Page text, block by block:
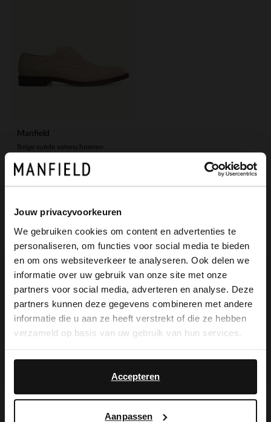
Jouw privacyvoorkeuren
We gebruiken cookies om content en advertenties te
personaliseren, om functies voor social media te bieden
en om ons websiteverkeer te analyseren. Ook delen we
informatie over uw gebruik van onze site met onze
partners voor social media, adverteren en analyse. Deze
partners kunnen deze gegevens combineren met andere
informatie die u aan ze heeft verstrekt of die ze hebben
verzameld op basis van uw gebruik van hun services.
Accepteren
Aanpassen
Manfield
Beige suède veterschoenen
129.99
De My Manfield
voordelen wachten
op je.
MELD JE AAN VOOR MY MANFIELD
Meer over My Manfield
×
View this website in English?
It looks like your language isn't Dutch. Would
you like to switch to English?
English